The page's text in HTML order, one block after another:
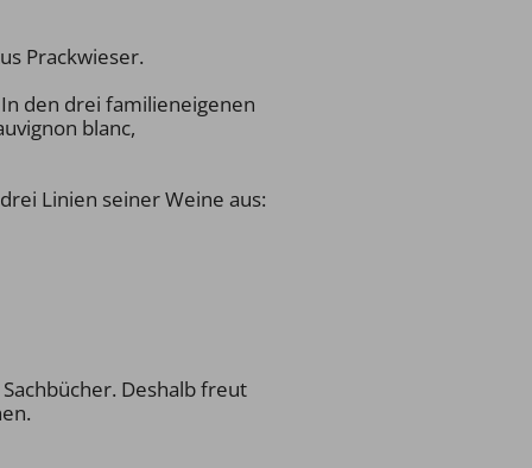
Prackwieser.
den drei familieneigenen
blanc,
Linien seiner Weine aus:
Deshalb freut